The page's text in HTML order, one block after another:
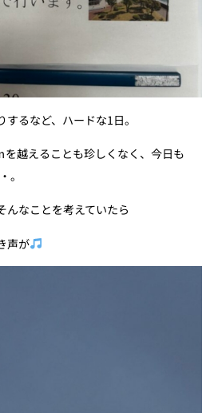
るなど、ハードな1日。
越えることも珍しくなく、今日も
。
んなことを考えていたら
声が